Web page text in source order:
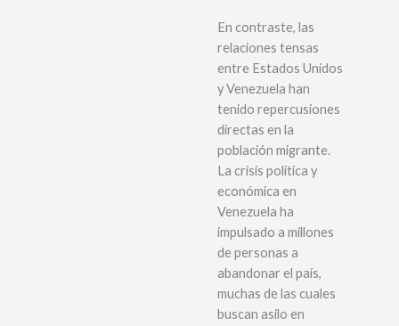
En contraste, las
relaciones tensas
entre Estados Unidos
y Venezuela han
tenido repercusiones
directas en la
población migrante.
La crisis política y
económica en
Venezuela ha
impulsado a millones
de personas a
abandonar el país,
muchas de las cuales
buscan asilo en